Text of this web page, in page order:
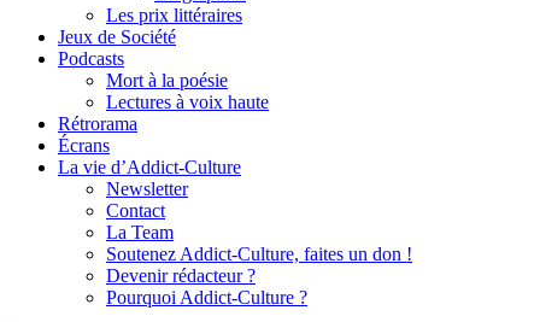
Les prix littéraires
Jeux de Société
Podcasts
Mort à la poésie
Lectures à voix haute
Rétrorama
Écrans
La vie d’Addict-Culture
Newsletter
Contact
La Team
Soutenez Addict-Culture, faites un don !
Devenir rédacteur ?
Pourquoi Addict-Culture ?